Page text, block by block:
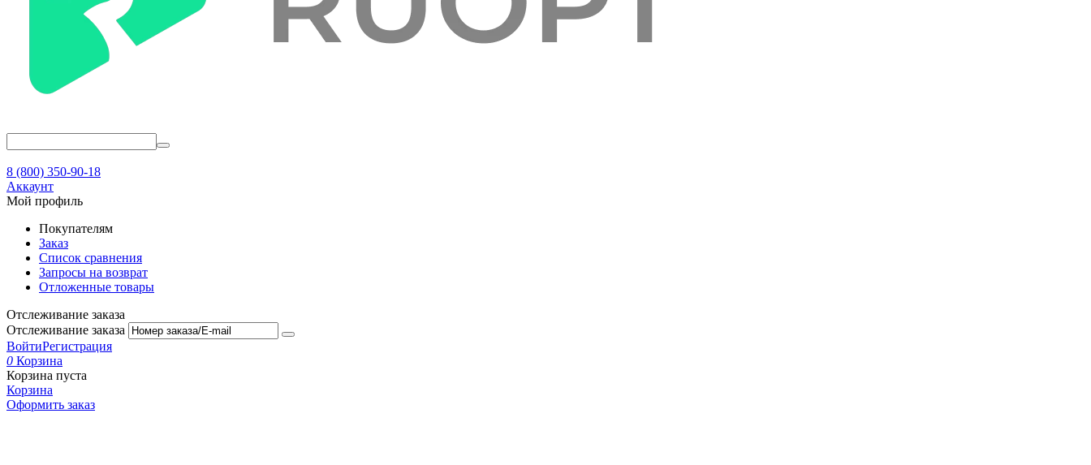
8 (800) 350-90-18
Аккаунт
Мой профиль
Покупателям
Заказ
Список сравнения
Запросы на возврат
Отложенные товары
Отслеживание заказа
Отслеживание заказа
ВойтиРегистрация
0 Корзина
Корзина пуста
Корзина
Оформить заказ